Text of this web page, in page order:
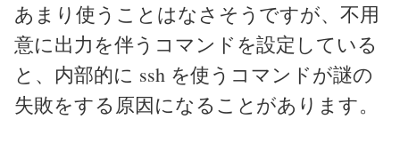
あまり使うことはなさそうですが、不用
意に出力を伴うコマンドを設定している
と、内部的に ssh を使うコマンドが謎の
失敗をする原因になることがあります。